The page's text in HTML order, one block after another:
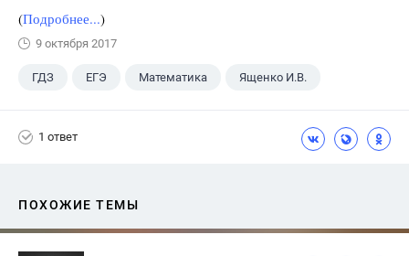
(Подробнее...)
9 октября 2017
ГДЗ ЕГЭ Математика Ященко И.В.
1 ответ
ПОХОЖИЕ ТЕМЫ